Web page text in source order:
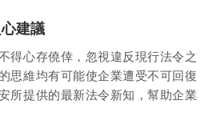
建議
得心存僥倖，忽視違反現行法令之
思維均有可能使企業遭受不可回復
所提供的最新法令新知，幫助企業